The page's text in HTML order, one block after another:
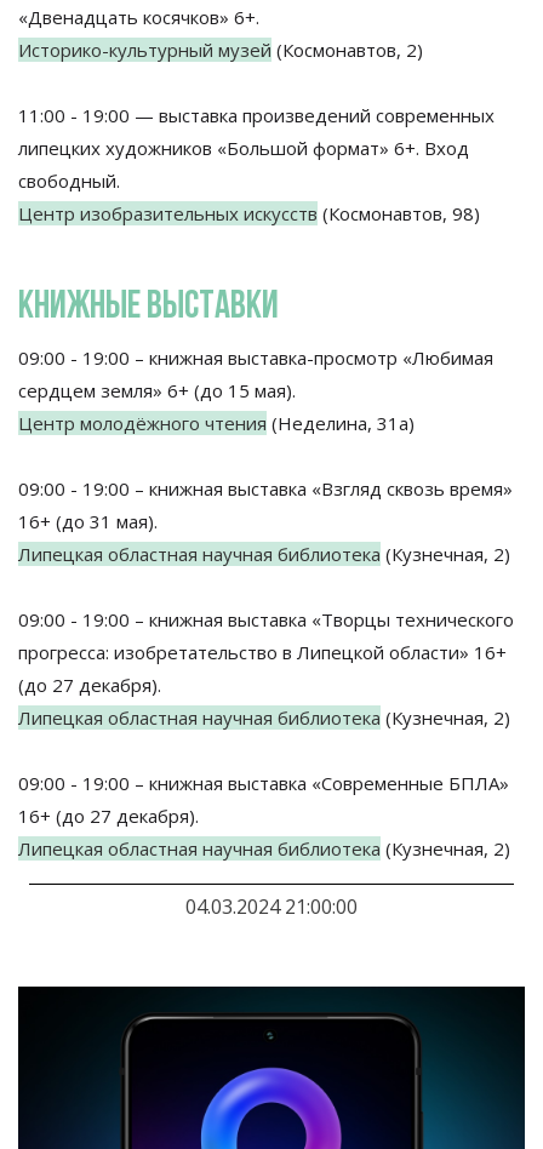
«Двенадцать косячков» 6+.
Историко-культурный музей (Космонавтов, 2)
11:00 - 19:00 — выставка произведений современных
липецких художников «Большой формат» 6+. Вход
свободный.
Центр изобразительных искусств (Космонавтов, 98)
КНИЖНЫЕ ВЫСТАВКИ
09:00 - 19:00 – книжная выставка-просмотр «Любимая
сердцем земля» 6+ (до 15 мая).
Центр молодёжного чтения (Неделина, 31а)
09:00 - 19:00 – книжная выставка «Взгляд сквозь время»
16+ (до 31 мая).
Липецкая областная научная библиотека (Кузнечная, 2)
09:00 - 19:00 – книжная выставка «Творцы технического
прогресса: изобретательство в Липецкой области» 16+
(до 27 декабря).
Липецкая областная научная библиотека (Кузнечная, 2)
09:00 - 19:00 – книжная выставка «Современные БПЛА»
16+ (до 27 декабря).
Липецкая областная научная библиотека (Кузнечная, 2)
04.03.2024 21:00:00